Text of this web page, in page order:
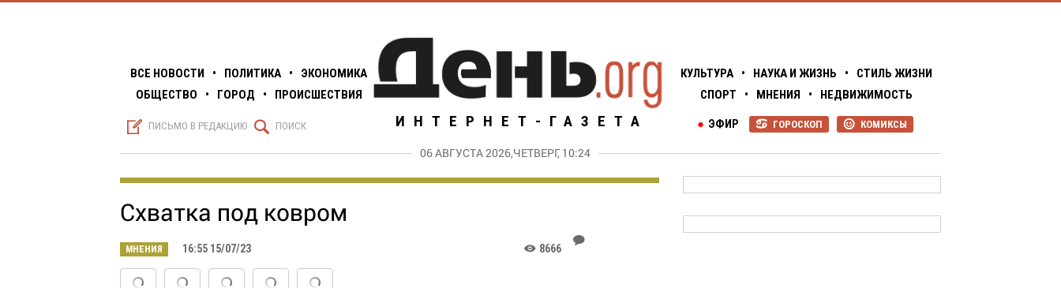
ВСЕ НОВОСТИ • ПОЛИТИКА •
ЭКОНОМИКА
ОБЩЕСТВО
• ГОРОД • ПРОИСШЕСТВИЯ
S ПИСЬМО В РЕДАКЦИЮ Q ПОИСК ИНТЕРНЕТ-ГАЗЕТА
КУЛЬТУРА • НАУКА И ЖИЗНЬ •
СТИЛЬ ЖИЗНИ
СПОРТ
• МНЕНИЯ • НЕДВИЖИМОСТЬ
P КОМИКСЫ
R ГОРОСКОП
● ЭФИР
06 АВГУСТА 2026,ЧЕТВЕРГ, 10:24
Схватка под ковром
МНЕНИЯ 16:55 15/07/23 K 8666
J